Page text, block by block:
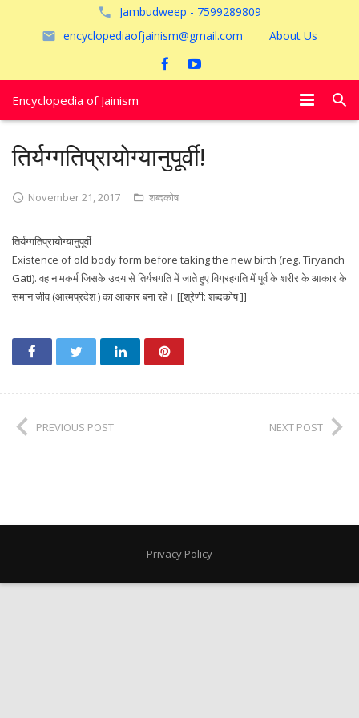
Jambudweep - 7599289809
encyclopediaofjainism@gmail.com
About Us
Encyclopedia of Jainism
अयोध्या
तिर्यग्गतिप्रायोग्यानुपूर्वी!
November 21, 2017 शब्दकोष
तिर्यग्गतिप्रायोग्यानुपूर्वी
Existence of old body form before taking the new birth (reg. Tiryanch
Gati). वह नामकर्म जिसके उदय से तिर्यचगति में जाते हुए विग्रहगति में पूर्व के शरीर के आकार के
समान जीव (आत्मप्रदेश ) का आकार बना रहे। [[श्रेणी: शब्दकोष ]]
PREVIOUS POST NEXT POST
Privacy Policy